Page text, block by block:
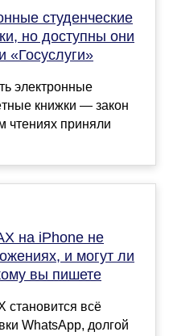
студенческие
но доступны они
«Госуслуги»
электронные
книжки — закон
чтениях приняли
на iPhone не
и могут ли
вы пишете
становится всё
WhatsApp, долгой